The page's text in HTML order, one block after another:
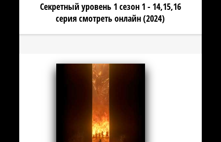
Секретный уровень 1 сезон 1 - 14,15,16
серия смотреть онлайн (2024)